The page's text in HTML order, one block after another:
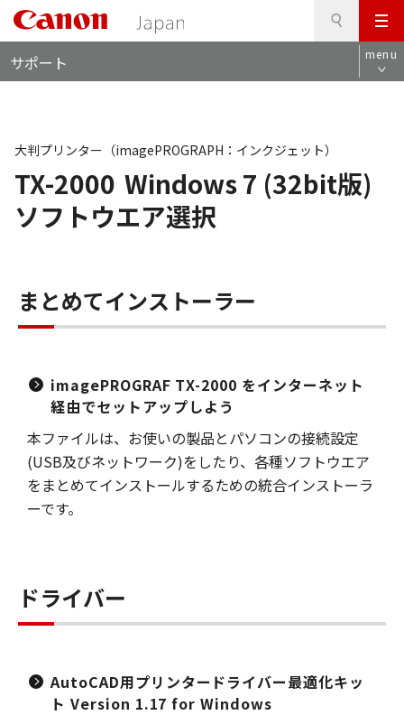
メ
ニ
ュ
サポート menu
TX-2000 Windows 7 (32bit版)
ソフトウエア選択
大判プリンター（imagePROGRAPH：インクジェット）
まとめてインストーラー
imagePROGRAF TX-2000 をインターネット
経由でセットアップしよう
本ファイルは、お使いの製品とパソコンの接続設定
(USB及びネットワーク)をしたり、各種ソフトウエア
をまとめてインストールするための統合インストーラ
ーです。
ドライバー
AutoCAD用プリンタードライバー最適化キッ
ト Version 1.17 for Windows